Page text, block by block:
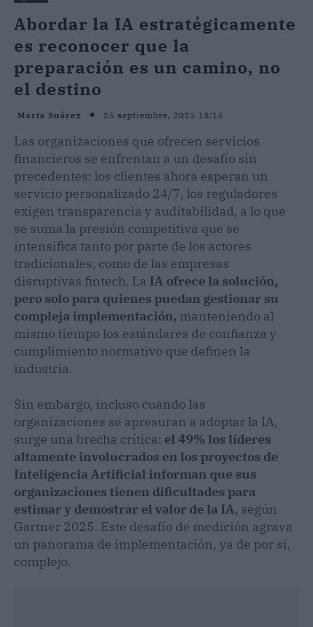
Abordar la IA estratégicamente
es reconocer que la
preparación es un camino, no
el destino
Marta Suárez 25 septiembre, 2025 18:15
Las organizaciones que ofrecen servicios
financieros se enfrentan a un desafío sin
precedentes: los clientes ahora esperan un
servicio personalizado 24/7, los reguladores
exigen transparencia y auditabilidad, a lo que
se suma la presión competitiva que se
intensifica tanto por parte de los actores
tradicionales, como de las empresas
disruptivas fintech. La IA ofrece la solución,
pero solo para quienes puedan gestionar su
compleja implementación, manteniendo al
mismo tiempo los estándares de confianza y
cumplimiento normativo que definen la
industria.
Sin embargo, incluso cuando las
organizaciones se apresuran a adoptar la IA,
surge una brecha crítica: el 49% los líderes
altamente involucrados en los proyectos de
Inteligencia Artificial informan que sus
organizaciones tienen dificultades para
estimar y demostrar el valor de la IA, según
Gartner 2025. Este desafío de medición agrava
un panorama de implementación, ya de por sí,
complejo.